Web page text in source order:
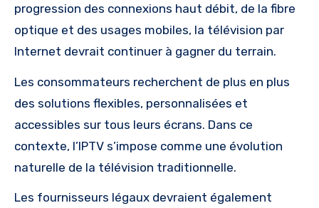
progression des connexions haut débit, de la fibre
optique et des usages mobiles, la télévision par
Internet devrait continuer à gagner du terrain.
Les consommateurs recherchent de plus en plus
des solutions flexibles, personnalisées et
accessibles sur tous leurs écrans. Dans ce
contexte, l’IPTV s’impose comme une évolution
naturelle de la télévision traditionnelle.
Les fournisseurs légaux devraient également